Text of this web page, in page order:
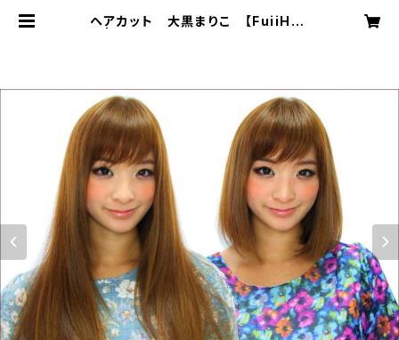
ヘアカット 大黒まりこ 【FuiiHD】